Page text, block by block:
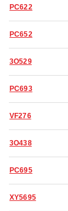
PC622
PC652
3O529
PC693
VF276
3O438
PC695
XY5695